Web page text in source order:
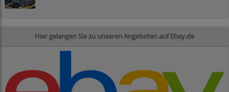
Hier gelangen Sie zu unseren Angeboten auf Ebay.de